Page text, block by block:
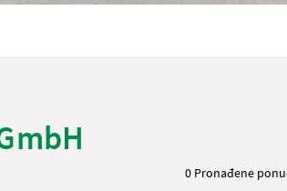
0 Pronađene